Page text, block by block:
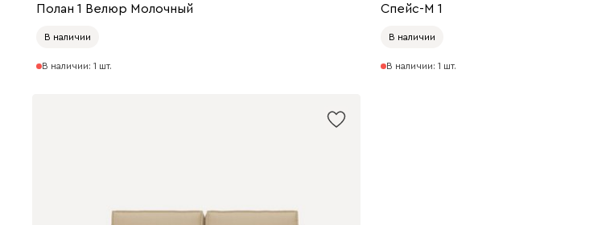
Полан 1 Велюр Молочный
В наличии
В наличии: 1 шт.
Спейс-М 1
В наличии
В наличии: 1 шт.